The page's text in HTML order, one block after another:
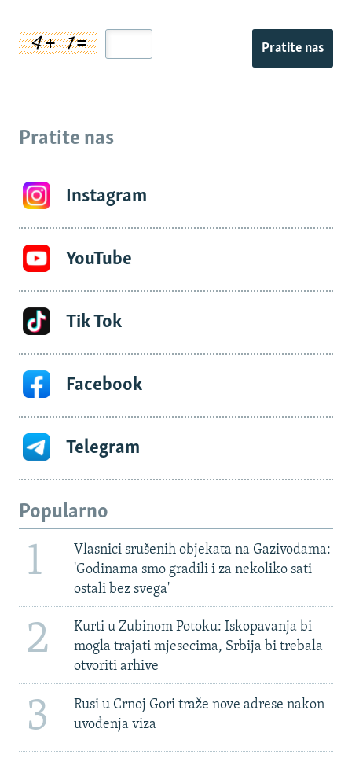
Pratite nas
Pratite nas
Instagram
YouTube
Tik Tok
Facebook
Telegram
Popularno
1
Vlasnici srušenih objekata na Gazivodama:
'Godinama smo gradili i za nekoliko sati
ostali bez svega'
2
Kurti u Zubinom Potoku: Iskopavanja bi
mogla trajati mjesecima, Srbija bi trebala
otvoriti arhive
3
Rusi u Crnoj Gori traže nove adrese nakon
uvođenja viza